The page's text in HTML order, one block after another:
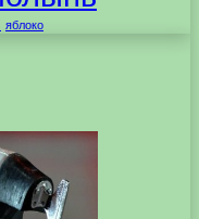
яблоко